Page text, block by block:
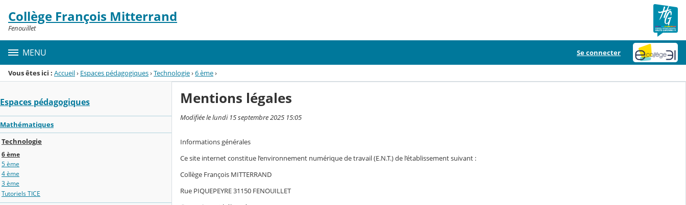
Menu de la rubrique
Contenu
Collège François Mitterrand
Fenouillet
MENU Se connecter
Vous êtes ici : Accueil› Espaces pédagogiques›Technologie›6 ème›
Espaces pédagogiques
Mathématiques
Technologie
6 ème
5 ème
4 ème
3 ème
Tutoriels TICE
Mentions légales
Modifiée le lundi 15 septembre 2025 15:05
Informations générales
Ce site internet constitue l’environnement numérique de travail (E.N.T.) de l’établissement suivant :
Collège François MITTERRAND
Rue PIQUEPEYRE 31150 FENOUILLET